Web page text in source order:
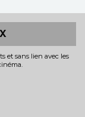
et sans lien avec les